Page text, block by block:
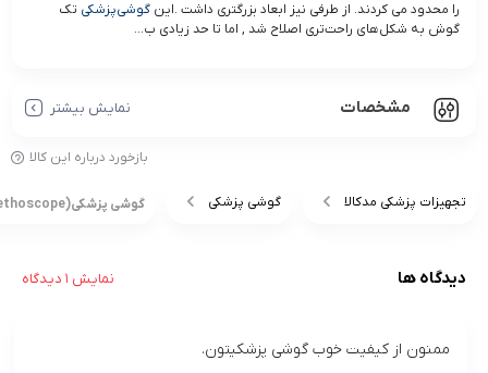
را محدود می کردند. از طرفی نیز ابعاد بزرگتری داشت .اینگوشی‌پزشکی تک
گوش به شکل‌های راحت‌تری اصلاح شد , اما تا حد زیادی ب...
مشخصات نمایش بیشتر
بازخورد درباره این کالا
تجهیزات پزشکی مدکالا گوشی پزشکی گوشی پزشکی(stethoscope) لیتمن کلاس3شکلاتی مدل5809
دیدگاه ها نمایش 1 دیدگاه
ممنون از کیفیت خوب گوشی پزشکیتون.